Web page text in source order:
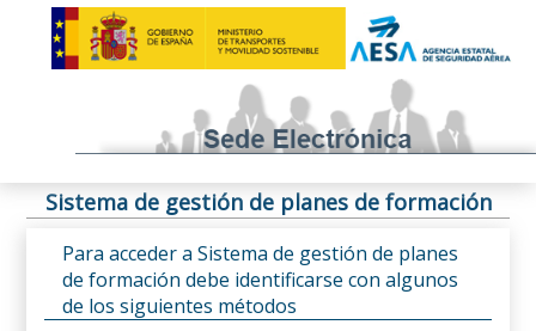
Sistema de gestión de planes de formación
Para acceder a Sistema de gestión de planes
de formación debe identificarse con algunos
de los siguientes métodos